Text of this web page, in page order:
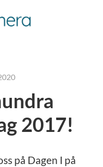
2017!
på Dagen I på